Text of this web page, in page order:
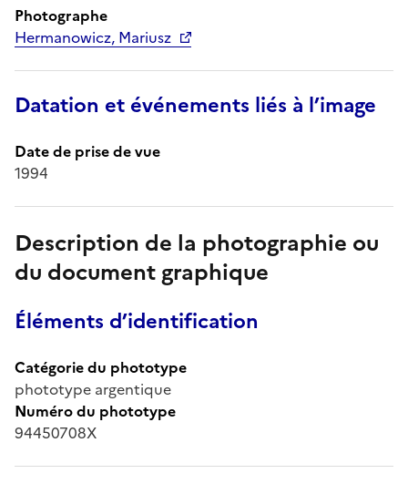
Photographe
Hermanowicz, Mariusz
Datation et événements liés à l’image
Date de prise de vue
1994
Description de la photographie ou
du document graphique
Éléments d’identification
Catégorie du phototype
phototype argentique
Numéro du phototype
94450708X